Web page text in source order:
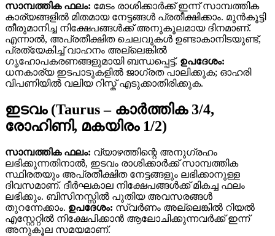
സാമ്പത്തിക ഫലം: മേടം രാശിക്കാർക്ക് ഇന്ന് സാമ്പത്തിക
കാര്യങ്ങളിൽ മിതമായ നേട്ടങ്ങൾ പ്രതീക്ഷിക്കാം. മുൻകൂട്ടി
തീരുമാനിച്ച നിക്ഷേപങ്ങൾക്ക് അനുകൂലമായ ദിനമാണ്.
എന്നാൽ, അപ്രതീക്ഷിത ചെലവുകൾ ഉണ്ടാകാനിടയുണ്ട്,
പ്രത്യേകിച്ച് വാഹനം അല്ലെങ്കിൽ
ഗൃഹോപകരണങ്ങളുമായി ബന്ധപ്പെട്ട്. ഉപദേശം:
ധനകാര്യ ഇടപാടുകളിൽ ജാഗ്രത പാലിക്കുക; ഓഹരി
വിപണിയിൽ വലിയ റിസ്ക് എടുക്കാതിരിക്കുക.
ഇടവം (Taurus – കാര്‍ത്തിക 3/4,
രോഹിണി, മകയിരം 1/2)
സാമ്പത്തിക ഫലം: വ്യാഴത്തിന്റെ അനുഗ്രഹം
ലഭിക്കുന്നതിനാൽ, ഇടവം രാശിക്കാർക്ക് സാമ്പത്തിക
സ്ഥിരതയും അപ്രതീക്ഷിത നേട്ടങ്ങളും ലഭിക്കാനുള്ള
ദിവസമാണ്. ദീർഘകാല നിക്ഷേപങ്ങൾക്ക് മികച്ച ഫലം
ലഭിക്കും. ബിസിനസ്സിൽ പുതിയ അവസരങ്ങൾ
തുറന്നേക്കാം. ഉപദേശം: സ്വർണം അല്ലെങ്കിൽ റിയൽ
എസ്റ്റേറ്റിൽ നിക്ഷേപിക്കാൻ ആലോചിക്കുന്നവർക്ക് ഇന്ന്
അനുകൂല സമയമാണ്.